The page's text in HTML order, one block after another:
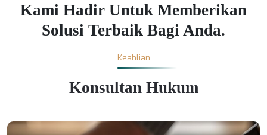
Kami Hadir Untuk Memberikan
Solusi Terbaik Bagi Anda.
Keahlian
Konsultan Hukum